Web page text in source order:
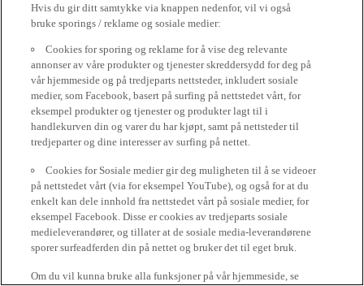
Hvis du gir ditt samtykke via knappen nedenfor, vil vi også
bruke sporings / reklame og sosiale medier:
Cookies for sporing og reklame for å vise deg relevante
annonser av våre produkter og tjenester skreddersydd for deg på
vår hjemmeside og på tredjeparts nettsteder, inkludert sosiale
medier, som Facebook, basert på surfing på nettstedet vårt, for
eksempel produkter og tjenester og produkter lagt til i
handlekurven din og varer du har kjøpt, samt på nettsteder til
tredjeparter og dine interesser av surfing på nettet.
Cookies for Sosiale medier gir deg muligheten til å se videoer
på nettstedet vårt (via for eksempel YouTube), og også for at du
enkelt kan dele innhold fra nettstedet vårt på sosiale medier, for
eksempel Facebook. Disse er cookies av tredjeparts sosiale
medieleverandører, og tillater at de sosiale media-leverandørene
sporer surfeadferden din på nettet og bruker det til eget bruk.
Om du vil kunna bruke alla funksjoner på vår hjemmeside, se